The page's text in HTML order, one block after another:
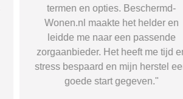
de juiste informatie te vinden en
doorverwijzingen naar
Dankzij hun site vond ik een plek
waar ik rust en structuur kreeg —
voel me nu veel stabieler."